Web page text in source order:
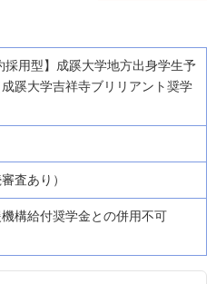
採用型】成蹊大学地方出身学生予
蹊大学吉祥寺ブリリアント奨学
査あり）
構給付奨学金との併用不可